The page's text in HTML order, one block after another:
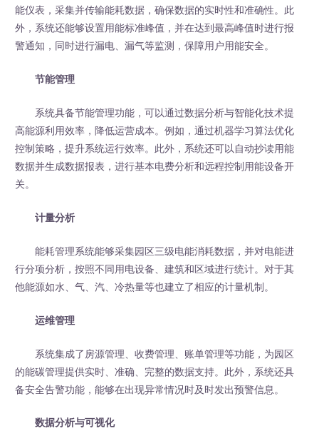
能仪表，采集并传输能耗数据，确保数据的实时性和准确性。此
外，系统还能够设置用能标准峰值，并在达到最高峰值时进行报
警通知，同时进行漏电、漏气等监测，保障用户用能安全。
节能管理
系统具备节能管理功能，可以通过数据分析与智能化技术提
高能源利用效率，降低运营成本。例如，通过机器学习算法优化
控制策略，提升系统运行效率。此外，系统还可以自动抄读用能
数据并生成数据报表，进行基本电费分析和远程控制用能设备开
关。
计量分析
能耗管理系统能够采集园区三级电能消耗数据，并对电能进
行分项分析，按照不同用电设备、建筑和区域进行统计。对于其
他能源如水、气、汽、冷热量等也建立了相应的计量机制。
运维管理
系统集成了房源管理、收费管理、账单管理等功能，为园区
的能碳管理提供实时、准确、完整的数据支持。此外，系统还具
备安全告警功能，能够在出现异常情况时及时发出预警信息。
数据分析与可视化